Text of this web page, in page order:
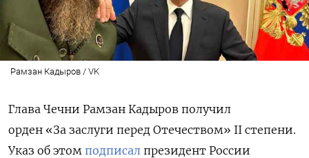
Рамзан Кадыров / VK
Глава Чечни Рамзан Кадыров получил
орден «За заслуги перед Отечеством» II степени.
Указ об этом подписал президент России